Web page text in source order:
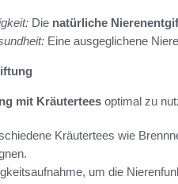
Die natürliche
Eine ausgeglichene
mit Kräutertees optimal zu
Kräutertees wie
um die